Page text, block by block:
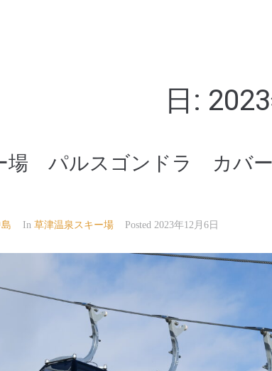
日:
場 パルスゴンドラ カバー
In 草津温泉スキー場 Posted 2023年12月6日